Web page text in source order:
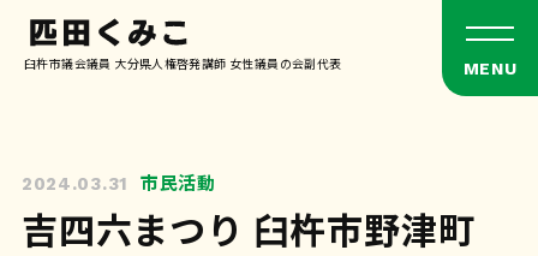
臼杵市議会議員 大分県人権啓発講師 女性議員の会副代表
2024.03.31 市民活動
吉四六まつり 臼杵市野津町